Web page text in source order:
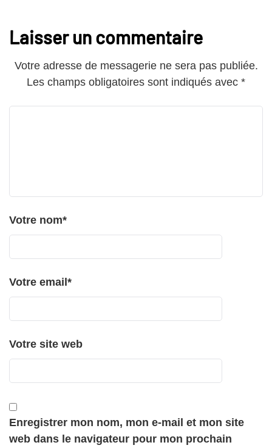
Laisser un commentaire
Votre adresse de messagerie ne sera pas publiée.
Les champs obligatoires sont indiqués avec *
Votre nom*
Votre email*
Votre site web
Enregistrer mon nom, mon e-mail et mon site
web dans le navigateur pour mon prochain